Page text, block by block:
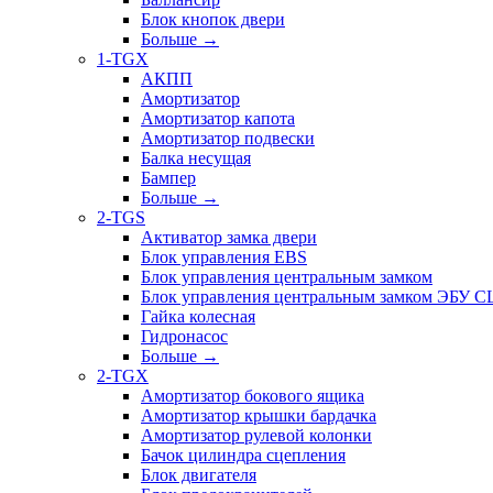
Блок кнопок двери
Больше →
1-TGX
АКПП
Амортизатор
Амортизатор капота
Амортизатор подвески
Балка несущая
Бампер
Больше →
2-TGS
Активатор замка двери
Блок управления EBS
Блок управления центральным замком
Блок управления центральным замком ЭБУ
Гайка колесная
Гидронасос
Больше →
2-TGX
Амортизатор бокового ящика
Амортизатор крышки бардачка
Амортизатор рулевой колонки
Бачок цилиндра сцепления
Блок двигателя